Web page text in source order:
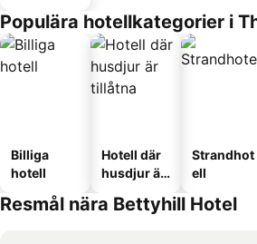
Populära hotellkategorier i
Billiga
hotell
Hotell där
husdjur är
Strandhot
ell
Resmål nära Bettyhill Hotel